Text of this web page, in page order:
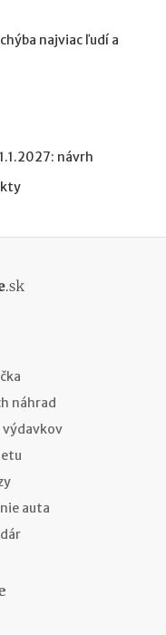
najviac ľudí a
návrh
náhrad
výdavkov
auta